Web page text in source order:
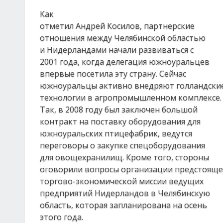
Как
отметил Андрей Косилов, партнерские
отношения между Челябинской областью
и Нидерландами начали развиваться с
2001 года, когда делегация южноуральцев
впервые посетила эту страну. Сейчас
южноуральцы активно внедряют
технологии в агропромышленном комплексе.
Так, в 2008 году был заключен большой
контракт на поставку оборудования для
южноуральских птицефабрик, ведутся
переговоры о закупке спецоборудования
для овощехранилищ. Кроме того, стороны
оговорили вопросы организации
торгово-экономической миссии ведущих
предприятий Нидерландов в Челябинскую
область, которая запланирована на осень
этого года.